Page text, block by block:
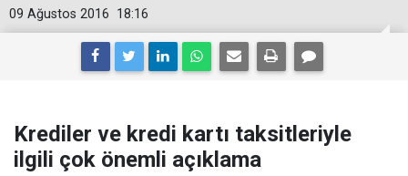
18:16
09 Ağustos 2016
Krediler ve kredi kartı taksitleriyle
ilgili çok önemli açıklama